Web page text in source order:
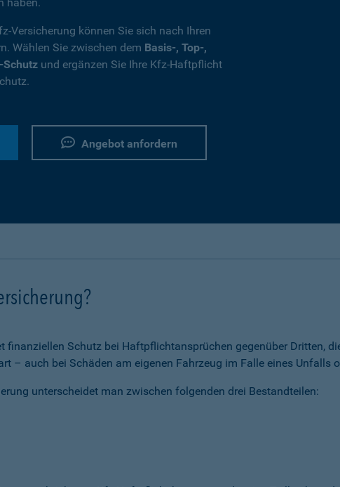
Versicherung können Sie sich nach Ihren
Wählen Sie zwischen dem Basis-, Top-,
Schutz und ergänzen Sie Ihre Kfz-Haftpflicht
Angebot anfordern
finanziellen Schutz bei Haftpflichtansprüchen gegenüber Dritten,
– auch bei Schäden am eigenen Fahrzeug im Falle eines Unfalls
unterscheidet man zwischen folgenden drei Bestandteilen: